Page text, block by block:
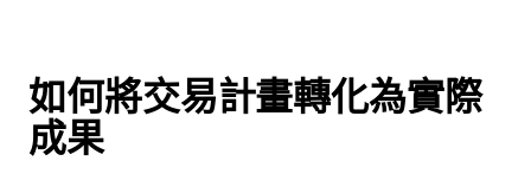
如何將交易計畫轉化為實際
成果